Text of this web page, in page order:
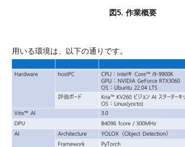
図5. 作業概要
用いる環境は、以下の通りです。